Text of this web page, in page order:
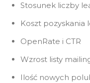
Stosunek liczby
Koszt pozyskania
OpenRate i CTR
Wzrost listy
Ilość nowych